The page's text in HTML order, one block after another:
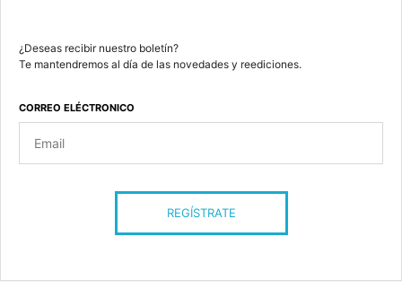
¿Deseas recibir nuestro boletín?
Te mantendremos al día de las novedades y reediciones.
CORREO ELÉCTRONICO
REGÍSTRATE